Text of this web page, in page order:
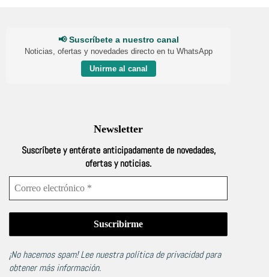
📢 Suscríbete a nuestro canal
Noticias, ofertas y novedades directo en tu WhatsApp
Unirme al canal
Newsletter
Suscríbete y entérate anticipadamente de novedades,
ofertas y noticias.
¡No hacemos spam! Lee nuestrapolítica de privacidadpara
obtener más información.